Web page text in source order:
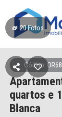
20Fotos
Código:
quartos e
Blanca